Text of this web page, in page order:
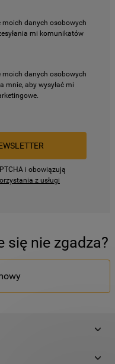
danych osobowych
mi komunikatów
danych osobowych
mnie, aby wysyłać mi
i obowiązują
z usługi
się nie zgadza?